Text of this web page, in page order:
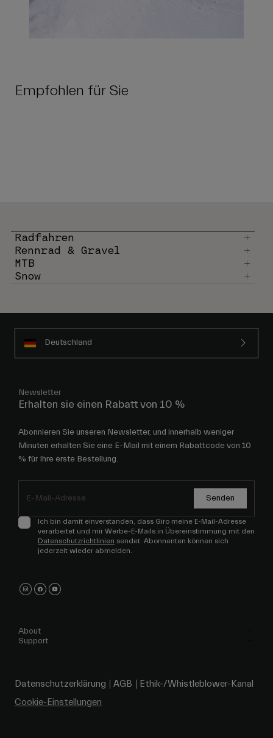
Empfohlen für Sie
Radfahren
Rennrad & Gravel
MTB
Snow
Deutschland
Newsletter
Erhalten sie einen Rabatt von 10 %
Abonnieren Sie unseren Newsletter, und innerhalb weniger
Minuten erhalten Sie eine E-Mail mit einem Rabattcode von 10
% für Ihre erste Bestellung.
Senden
Ich bin damit einverstanden, dass Giro meine E-Mail-Adresse
verarbeitet und mir Werbe-E-Mails in Übereinstimmung mit den
Datenschutzrichtlinien sendet. Abonnenten können sich
jederzeit wieder abmelden.
About
Support
Datenschutzerklärung AGB
Ethik-/Whistleblower-Kanal
Cookie-Einstellungen